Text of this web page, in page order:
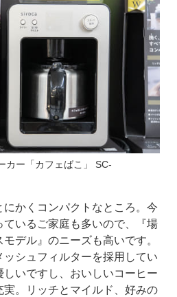
カー「カフェばこ」 SC-
にかくコンパクトなところ。今
いるご家庭も多いので、『場
デル』のニーズも高いです。
シュフィルターを採用してい
いですし、おいしいコーヒー
実。リッチとマイルド、好みの